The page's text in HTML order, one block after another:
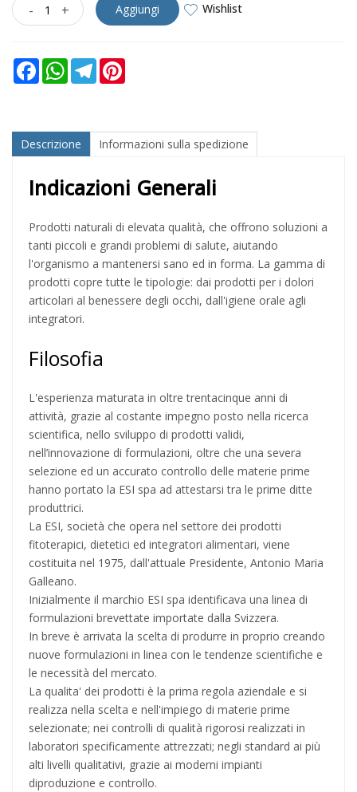
- + Aggiungi Wishlist
FacebookWhatsAppTelegram
Descrizione Informazioni sulla spedizione
Indicazioni Generali
Prodotti naturali di elevata qualità, che offrono soluzioni a
tanti piccoli e grandi problemi di salute, aiutando
l'organismo a mantenersi sano ed in forma. La gamma di
prodotti copre tutte le tipologie: dai prodotti per i dolori
articolari al benessere degli occhi, dall'igiene orale agli
integratori.
Filosofia
L'esperienza maturata in oltre trentacinque anni di
attività, grazie al costante impegno posto nella ricerca
scientifica, nello sviluppo di prodotti validi,
nell’innovazione di formulazioni, oltre che una severa
selezione ed un accurato controllo delle materie prime
hanno portato la ESI spa ad attestarsi tra le prime ditte
produttrici.
La ESI, società che opera nel settore dei prodotti
fitoterapici, dietetici ed integratori alimentari, viene
costituita nel 1975, dall'attuale Presidente, Antonio Maria
Galleano.
Inizialmente il marchio ESI spa identificava una linea di
formulazioni brevettate importate dalla Svizzera.
In breve è arrivata la scelta di produrre in proprio creando
nuove formulazioni in linea con le tendenze scientifiche e
le necessità del mercato.
La qualita' dei prodotti è la prima regola aziendale e si
realizza nella scelta e nell'impiego di materie prime
selezionate; nei controlli di qualità rigorosi realizzati in
laboratori specificamente attrezzati; negli standard ai più
alti livelli qualitativi, grazie ai moderni impianti
diproduzione e controllo.